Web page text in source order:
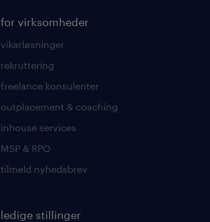
for virksomheder
vikarløsninger
rekruttering
freelance konsulenter
outplacement & coaching
inhouse services
MSP & RPO
tilmeld nyhedsbrev
ledige stillinger